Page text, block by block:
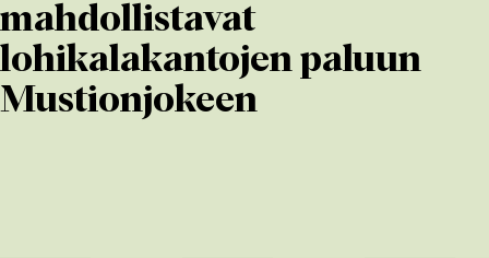
mahdollistavat
lohikalakantojen paluun
Mustionjokeen